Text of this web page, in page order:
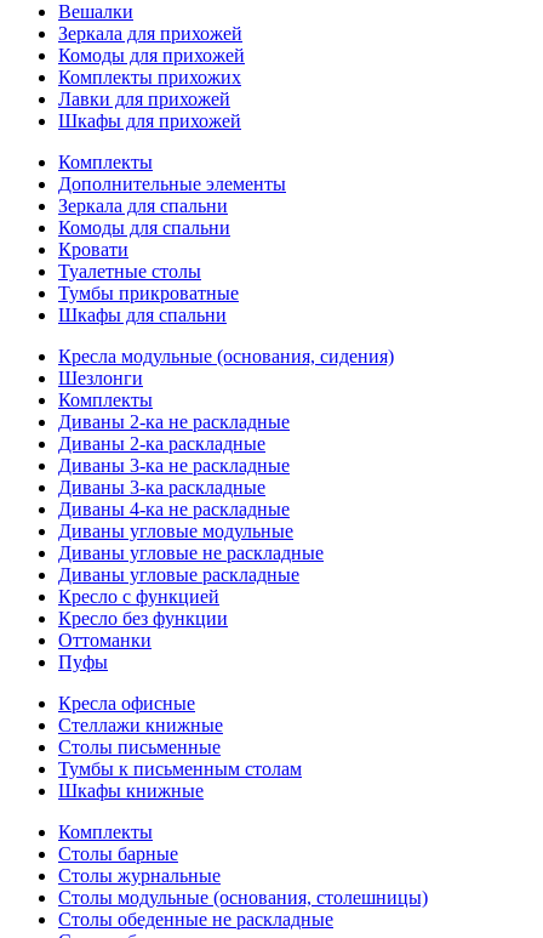
Вешалки
Зеркала для прихожей
Комоды для прихожей
Комплекты прихожих
Лавки для прихожей
Шкафы для прихожей
Комплекты
Дополнительные элементы
Зеркала для спальни
Комоды для спальни
Кровати
Туалетные столы
Тумбы прикроватные
Шкафы для спальни
Кресла модульные (основания, сидения)
Шезлонги
Комплекты
Диваны 2-ка не раскладные
Диваны 2-ка раскладные
Диваны 3-ка не раскладные
Диваны 3-ка раскладные
Диваны 4-ка не раскладные
Диваны угловые модульные
Диваны угловые не раскладные
Диваны угловые раскладные
Кресло с функцией
Кресло без функции
Оттоманки
Пуфы
Кресла офисные
Стеллажи книжные
Столы письменные
Тумбы к письменным столам
Шкафы книжные
Комплекты
Столы барные
Столы журнальные
Столы модульные (основания, столешницы)
Столы обеденные не раскладные